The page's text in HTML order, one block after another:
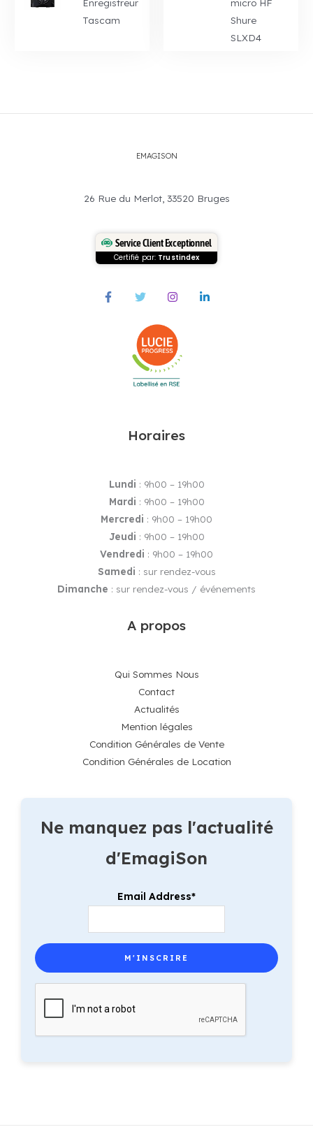
Enregistreur
Tascam
micro HF
Shure
SLXD4
EMAGISON
26 Rue du Merlot, 33520 Bruges
Service Client Exceptionnel
Certifié par: Trustindex
Horaires
Lundi : 9h00 – 19h00
Mardi : 9h00 – 19h00
Mercredi : 9h00 – 19h00
Jeudi : 9h00 – 19h00
Vendredi : 9h00 – 19h00
Samedi : sur rendez-vous
Dimanche : sur rendez-vous / événements
A propos
Qui Sommes Nous
Contact
Actualités
Mention légales
Condition Générales de Vente
Condition Générales de Location
Ne manquez pas l'actualité
d'EmagiSon
Email Address*